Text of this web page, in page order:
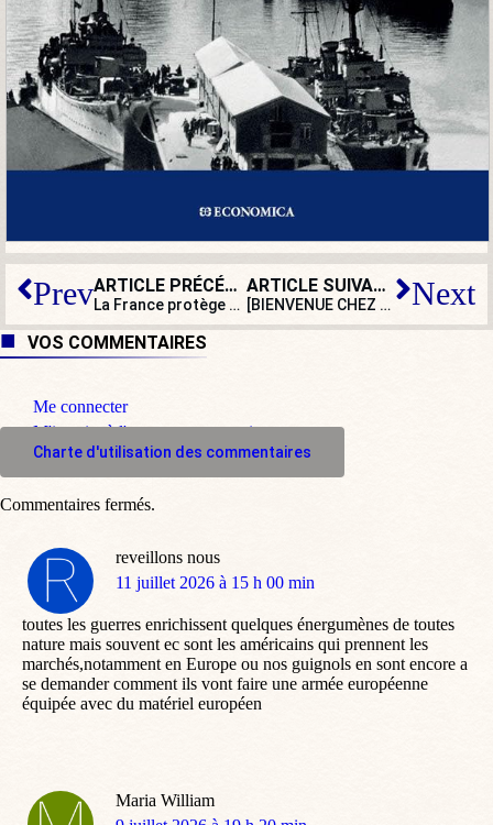
Prev ARTICLE PRÉCÉDENT
La France protège des trésors étrangers quand son propre patrimoine se meurt
ARTICLE SUIVANT
[BIENVENUE CHEZ LES WOKE] Le métier de journaliste Next
VOS COMMENTAIRES
Me connecter
M'inscrire à l'espace commentaire
Charte d'utilisation des commentaires
reveillons nous
dit
11 juillet 2026 à 15 h 00 min
toutes les guerres enrichissent quelques énergumènes de toutes
nature mais souvent ec sont les américains qui prennent les
marchés,notamment en Europe ou nos guignols en sont encore a
se demander comment ils vont faire une armée européenne
équipée avec du matériel européen
Maria William
Commentaires fermés.